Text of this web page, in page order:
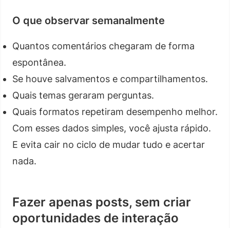
O que observar semanalmente
Quantos comentários chegaram de forma
espontânea.
Se houve salvamentos e compartilhamentos.
Quais temas geraram perguntas.
Quais formatos repetiram desempenho melhor.
Com esses dados simples, você ajusta rápido.
E evita cair no ciclo de mudar tudo e acertar
nada.
Fazer apenas posts, sem criar
oportunidades de interação